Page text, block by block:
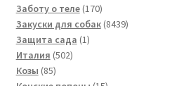
товаров
Заботу о теле 170170
товаров
Закуски для собак 84398439
Защита сада 11
Италия 502502
Козы 8585